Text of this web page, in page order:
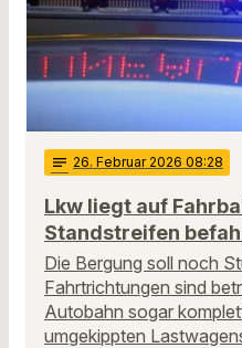
notes 26. Februar 2026 08:28
Lkw liegt auf
Standstreifen
Die Bergung soll noch
Fahrtrichtungen sind
Autobahn sogar
umgekippten